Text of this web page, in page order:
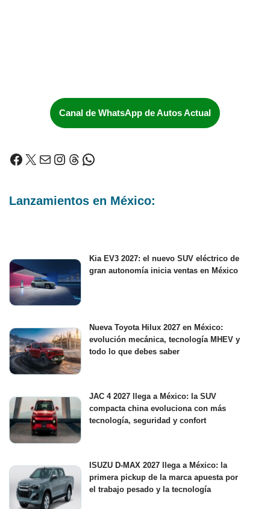
Canal de WhatsApp de Autos Actual
Lanzamientos en México:
Kia EV3 2027: el nuevo SUV eléctrico de
gran autonomía inicia ventas en México
Nueva Toyota Hilux 2027 en México:
evolución mecánica, tecnología MHEV y
todo lo que debes saber
JAC 4 2027 llega a México: la SUV
compacta china evoluciona con más
tecnología, seguridad y confort
ISUZU D-MAX 2027 llega a México: la
primera pickup de la marca apuesta por
el trabajo pesado y la tecnología